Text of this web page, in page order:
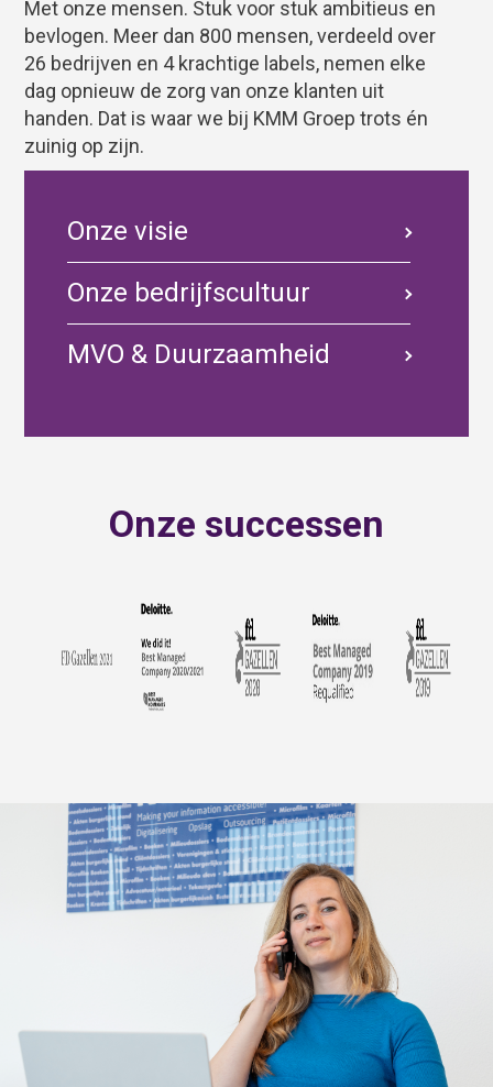
Met onze mensen. Stuk voor stuk ambitieus en
bevlogen. Meer dan 800 mensen, verdeeld over
26 bedrijven en 4 krachtige labels, nemen elke
dag opnieuw de zorg van onze klanten uit
handen. Dat is waar we bij KMM Groep trots én
zuinig op zijn.
Onze visie
Onze bedrijfscultuur
MVO & Duurzaamheid
Onze successen